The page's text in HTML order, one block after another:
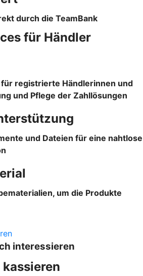
durch die TeamBank
für Händler
registrierte Händlerinnen und
und Pflege der Zahllösungen
und Dateien für eine nahtlose
um die Produkte
interessieren